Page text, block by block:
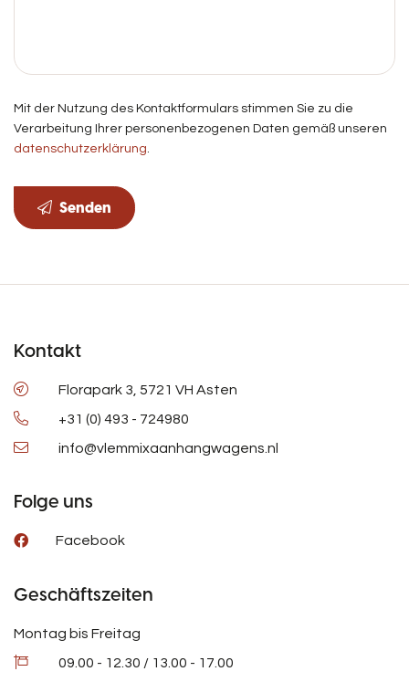
Mit der Nutzung des Kontaktformulars stimmen Sie zu die
Verarbeitung Ihrer personenbezogenen Daten gemäß unseren
datenschutzerklärung.
Senden
Kontakt
Florapark 3, 5721 VH Asten
+31 (0) 493 - 724980
info@vlemmixaanhangwagens.nl
Folge uns
Facebook
Geschäftszeiten
Montag bis Freitag
09.00 - 12.30 / 13.00 - 17.00